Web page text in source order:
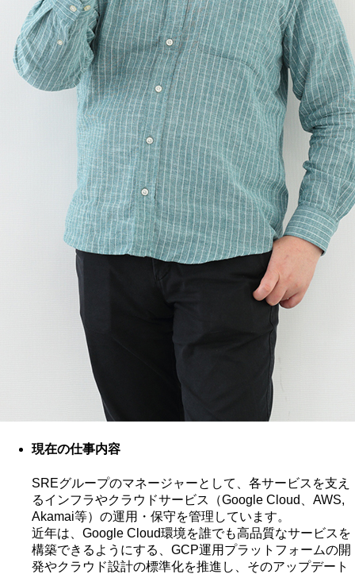
現在の仕事内容
SREグループのマネージャーとして、各サービスを支え
るインフラやクラウドサービス（Google Cloud、AWS,
Akamai等）の運用・保守を管理しています。
近年は、Google Cloud環境を誰でも高品質なサービスを
構築できるようにする、GCP運用プラットフォームの開
発やクラウド設計の標準化を推進し、そのアップデート